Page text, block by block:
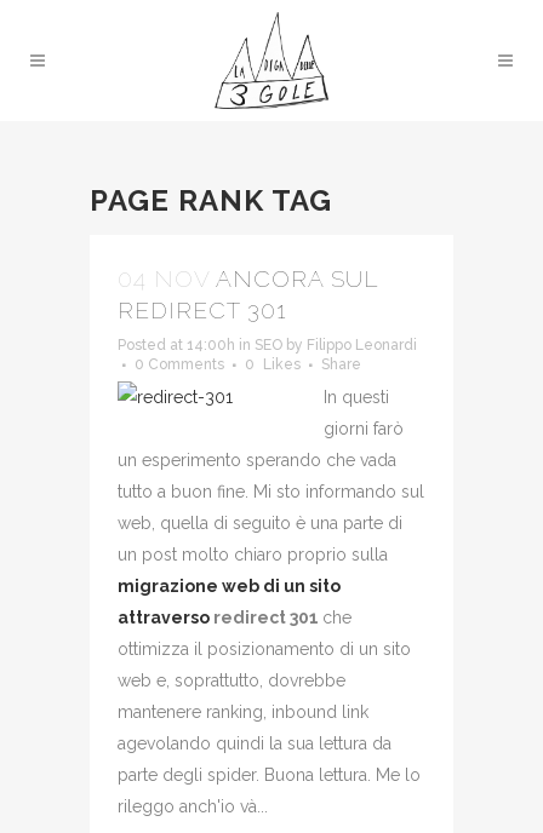
PAGE RANK TAG
04 NOV ANCORA SUL
REDIRECT 301
Posted at 14:00h in SEO by Filippo Leonardi
0 Comments
0 Likes Share
In questi
giorni farò
un esperimento sperando che vada
tutto a buon fine. Mi sto informando sul
web, quella di seguito è una parte di
un post molto chiaro proprio sulla
migrazione web di un sito
attraverso redirect 301 che
ottimizza il posizionamento di un sito
web e, soprattutto, dovrebbe
mantenere ranking, inbound link
agevolando quindi la sua lettura da
parte degli spider. Buona lettura. Me lo
rileggo anch'io và...